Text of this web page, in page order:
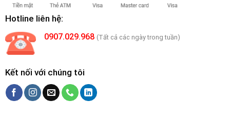
Hotline liên hệ:
0907.029.968 (Tất cả các ngày trong tuần)
Kết nối với chúng tôi